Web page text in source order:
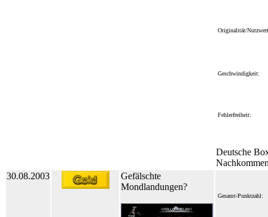
Originalität/
Geschwindigkeit:
Fehlerfreiheit:
Deutsche
30.08.2003
Gefälschte
Mondlandungen?
Gesamt-Punktzahl: